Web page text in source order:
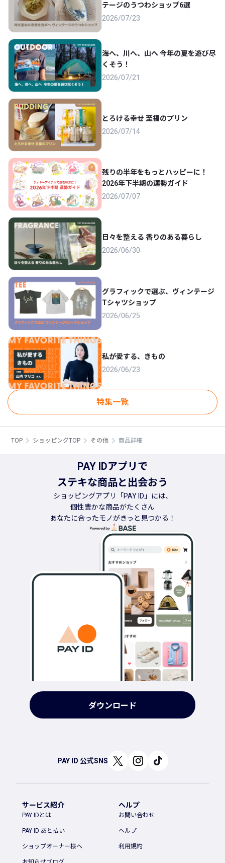
テージのうつわショップ6選
2026/07/23
海へ、川へ、山へ 今年の夏を遊び尽
くそう！
2026/07/21
とろける幸せ 至福のプリン
2026/07/14
残りの半年をもっとハッピーに！
2026年下半期の運勢ガイド
2026/07/07
日々を整える 香りのある暮らし
2026/06/30
グラフィックで選ぶ、ヴィンテージ
Tシャツショップ
2026/06/25
私が愛する、きもの
2026/06/23
特集一覧
TOP ショッピングTOP その他 商品詳細
PAY IDアプリで
ステキな商品と出会おう
ショッピングアプリ「PAY ID」には、
個性豊かな商品がたくさん
あなたに合ったモノがきっと見つかる！
ダウンロード
PAY ID 公式SNS
サービス紹介
PAY IDとは
PAY ID あと払い
ショップオーナー様へ
ヘルプ
お問い合わせ
ヘルプ
利用規約